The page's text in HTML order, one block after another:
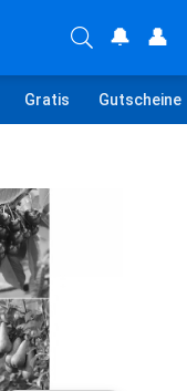
🔔 👤
Gratis Gutscheine